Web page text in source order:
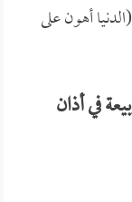
أهون على
في أذان